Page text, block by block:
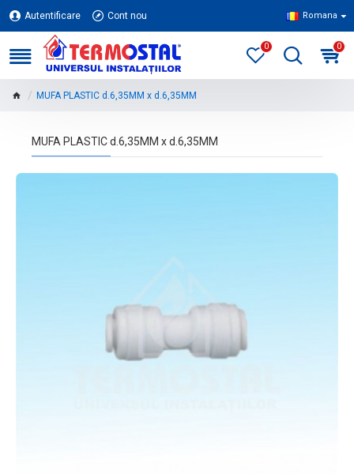
Autentificare Cont nou Romana
0 0
MUFA PLASTIC d.6,35MM x d.6,35MM
MUFA PLASTIC d.6,35MM x d.6,35MM